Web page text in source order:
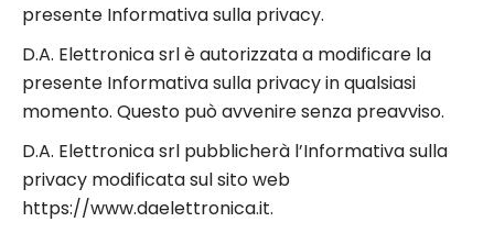
presente Informativa sulla privacy.
D.A. Elettronica srl è autorizzata a modificare la
presente Informativa sulla privacy in qualsiasi
momento. Questo può avvenire senza preavviso.
D.A. Elettronica srl pubblicherà l’Informativa sulla
privacy modificata sul sito web
https://www.daelettronica.it.